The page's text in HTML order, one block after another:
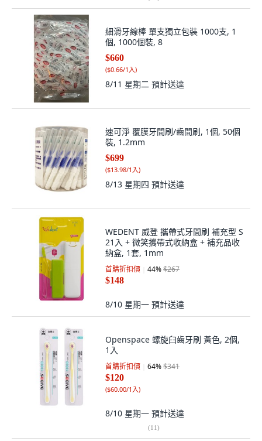
細滑牙線棒 單支獨立包裝 1000支, 1
個, 1000個裝, 8
$660
($0.66/1入)
8/11 星期二 預計送達
速可淨 覆膜牙間刷/齒間刷, 1個, 50個
裝, 1.2mm
$699
($13.98/1入)
8/13 星期四 預計送達
WEDENT 威登 攜帶式牙間刷 補充型 S
21入 + 微笑攜帶式收納盒 + 補充品收
納盒, 1套, 1mm
首購折扣價 44%$267
$148
8/10 星期一 預計送達
Openspace 螺旋臼齒牙刷 黃色, 2個,
1入
首購折扣價 64%$341
$120
($60.00/1入)
8/10 星期一 預計送達
(11)